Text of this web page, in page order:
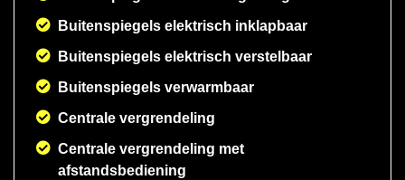
Buitenspiegels elektrisch inklapbaar
Buitenspiegels elektrisch verstelbaar
Buitenspiegels verwarmbaar
Centrale vergrendeling
Centrale vergrendeling met
afstandsbediening